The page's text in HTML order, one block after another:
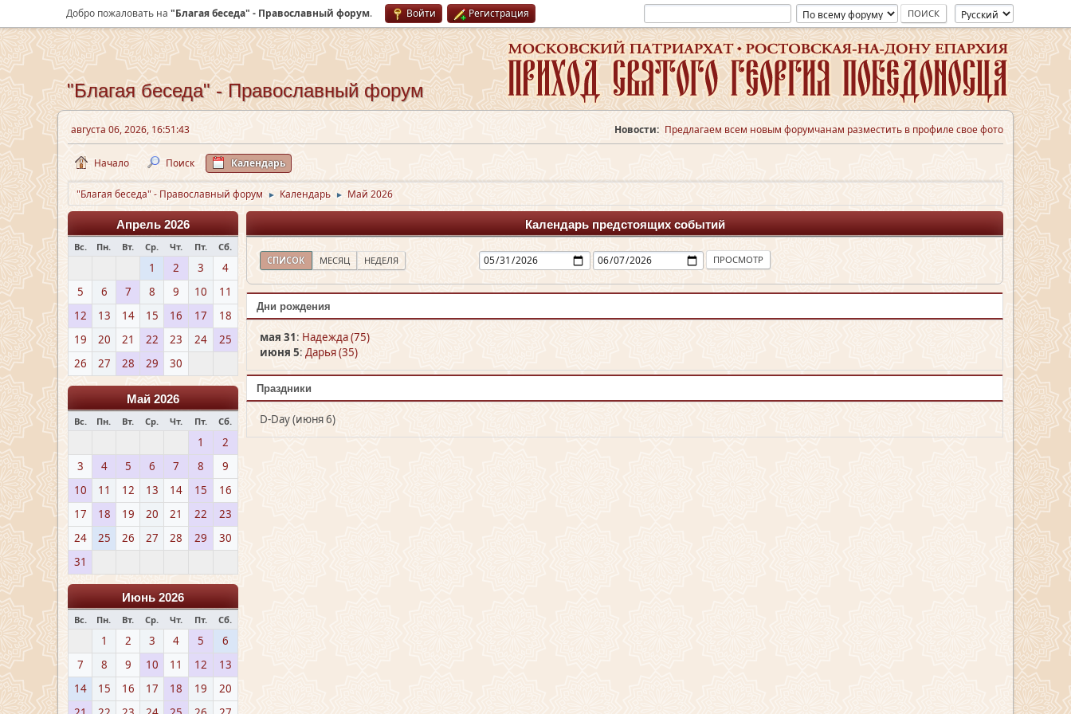
Добро пожаловать на "Благая беседа" - Православный форум. Войти Регистрация
"Благая беседа" - Православный форум
августа 06, 2026, 16:51:43 Новости: Предлагаем всем новым форумчанам разместить в профиле свое фото
Начало Поиск Календарь
"Благая беседа" - Православный форум ► Календарь ► Май 2026
Апрель 2026
Вс. Пн. Вт. Ср. Чт. Пт. Сб.
1 2 3
4
5
6 7 8 9 10
11
12
13 14 15 16 17
18
19
20 21 22 23 24
25
26
27 28 29 30
Май 2026
Вс. Пн. Вт. Ср. Чт. Пт. Сб.
1
2
3
4 5 6 7 8
9
10
11 12 13 14 15
16
17
18 19 20 21 22
23
24
25 26 27 28 29
30
31
Июнь 2026
Вс. Пн. Вт. Ср. Чт. Пт. Сб.
1 2 3 4 5
6
7
8 9 10 11 12
13
14
15 16 17 18 19
20
Календарь предстоящих событий
СПИСОК МЕСЯЦ НЕДЕЛЯ
Дни рождения
мая 31: Надежда (75)
июня 5: Дарья (35)
Праздники
D-Day (июня 6)